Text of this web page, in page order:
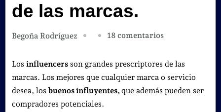
de las marcas.
Begoña Rodríguez 18 comentariosen
influencers
son
grandes
Los influencersson grandes prescriptores de las
marcas. Los mejores que cualquier marca o servicio
desea, los buenosinfluyentes, que además pueden ser
compradores potenciales.